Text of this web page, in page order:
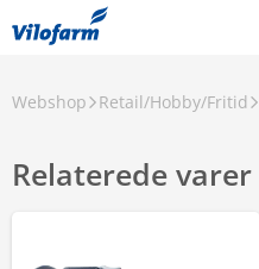
Webshop Retail/Hobby/Fritid
Relaterede varer